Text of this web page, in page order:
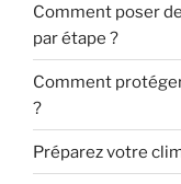
Comment poser
par étape ?
Comment
?
Préparez votre